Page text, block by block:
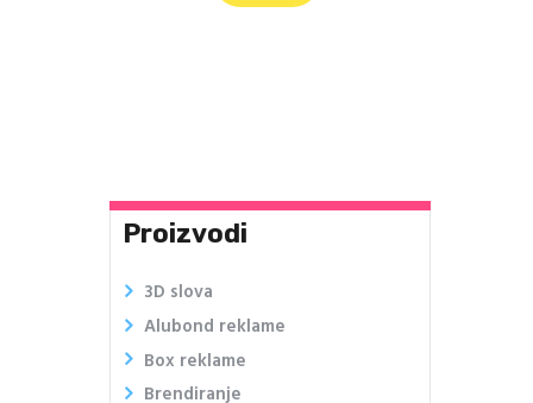
Proizvodi
3D slova
Alubond reklame
Box reklame
Brendiranje